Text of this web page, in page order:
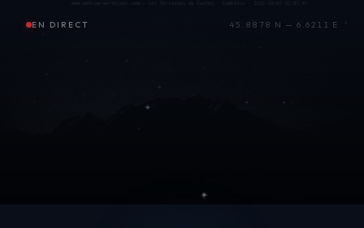
EN DIRECT 45.8878 N — 6.6211 E